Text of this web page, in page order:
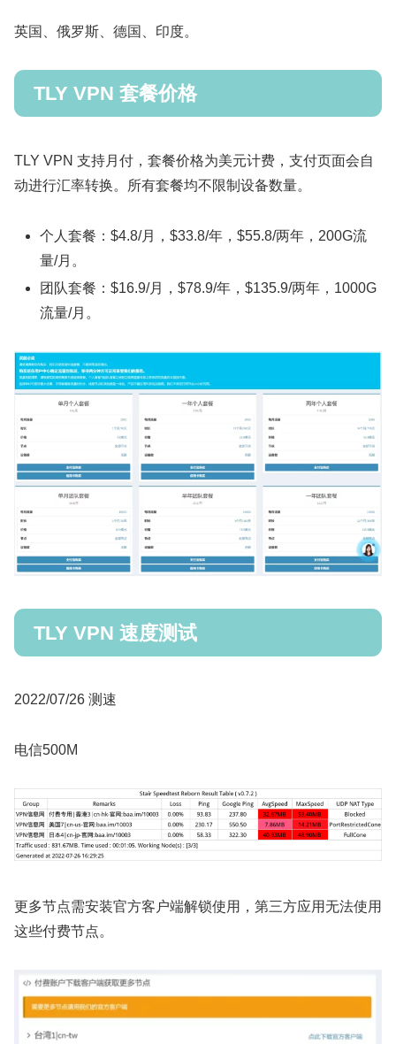
英国、俄罗斯、德国、印度。
TLY VPN 套餐价格
TLY VPN 支持月付，套餐价格为美元计费，支付页面会自
动进行汇率转换。所有套餐均不限制设备数量。
个人套餐：$4.8/月，$33.8/年，$55.8/两年，200G流
量/月。
团队套餐：$16.9/月，$78.9/年，$135.9/两年，1000G
流量/月。
TLY VPN 速度测试
2022/07/26 测速
电信500M
更多节点需安装官方客户端解锁使用，第三方应用无法使用
这些付费节点。